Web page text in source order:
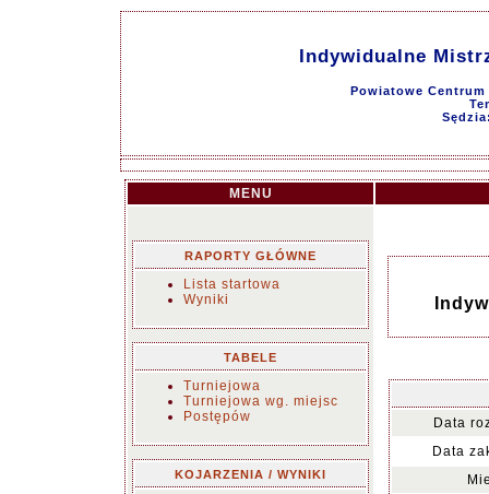
Indywidualne
Powiatowe Centrum
MENU
RAPORTY GŁÓWNE
Lista startowa
Wyniki
TABELE
Turniejowa
Turniejowa wg. miejsc
Postępów
KOJARZENIA / WYNIKI
Data
Data